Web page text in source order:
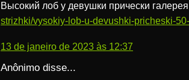
Высокий лоб у девушки прически
strizhki/vysokiy-lob-u-devushki-pricheski-
13 de janeiro de 2023 às 12:37
Anônimo disse...